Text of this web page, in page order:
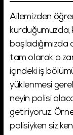
Ailemizden
kurduğumuzda,
başladığımızda
tam olarak o
içindeki iş
yüklenmesi
neyin polisi
getiriyoruz.
polisiyken siz